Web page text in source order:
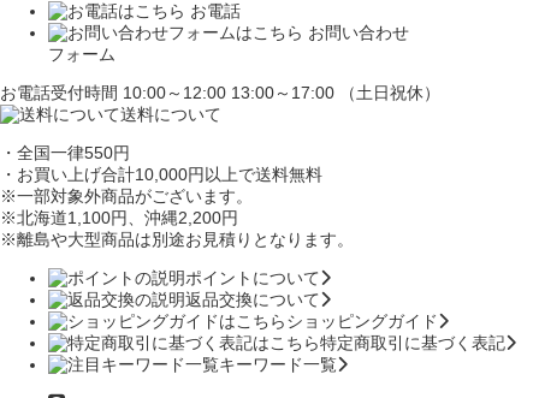
お電話
お問い合わせ
フォーム
お電話受付時間 10:00～12:00 13:00～17:00 （土日祝休）
送料について
・全国一律550円
・お買い上げ合計10,000円 以上で送料無料
※一部対象外商品がございます。
※北海道1,100円、沖縄2,200円
※離島や大型商品は別途お見積りとなります。
ポイントについて
返品交換について
ショッピングガイド
特定商取引に基づく表記
キーワード一覧